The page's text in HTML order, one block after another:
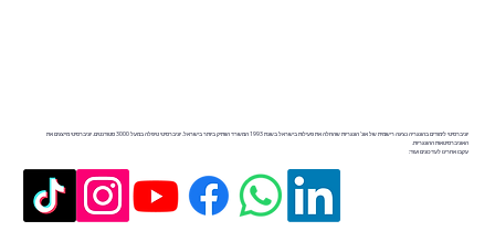
יוניברסיטי לימודים בהונגריה נציגה רישמית של אונ' הונגריות שהחלה את פעילות בישראל בשנת 1993 המשרד הוותיק ביותר בישראל. יוניברסיטי טיפלה במעל 3000 סטודנטים. יוניברסיטי מייצגים את
האוניברסיטאות ההונגריות.
עקבו אחרינו לעדכונים ועוד: